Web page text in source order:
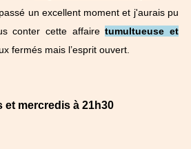
un excellent moment et j'aurais pu
conter cette affairetumultueuse et
fermés mais l’esprit ouvert.
et mercredis à 21h30